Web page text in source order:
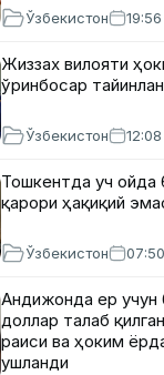
Ўзбекистон
Жиззах вилояти
ўринбосар
Ўзбекистон
Тошкентда уч ойда
қарори ҳақиқий
Ўзбекистон
Андижонда ер учун
доллар талаб
раиси ва ҳоким
ушланди